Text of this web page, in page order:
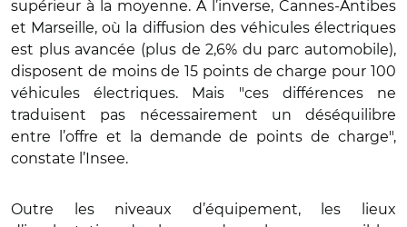
supérieur à la moyenne. À l’inverse, Cannes-Antibes
et Marseille, où la diffusion des véhicules électriques
est plus avancée (plus de 2,6% du parc automobile),
disposent de moins de 15 points de charge pour 100
véhicules électriques. Mais "ces différences ne
traduisent pas nécessairement un déséquilibre
entre l’offre et la demande de points de charge",
constate l’Insee.
Outre les niveaux d’équipement, les lieux